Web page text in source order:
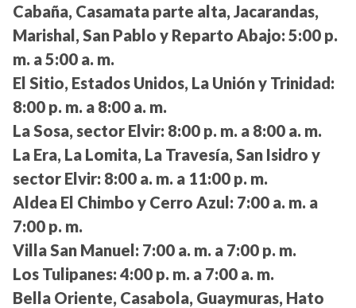
Cabaña, Casamata parte alta, Jacarandas,
Marishal, San Pablo y Reparto Abajo: 5:00 p.
m. a 5:00 a. m.
El Sitio, Estados Unidos, La Unión y Trinidad:
8:00 p. m. a 8:00 a. m.
La Sosa, sector Elvir: 8:00 p. m. a 8:00 a. m.
La Era, La Lomita, La Travesía, San Isidro y
sector Elvir: 8:00 a. m. a 11:00 p. m.
Aldea El Chimbo y Cerro Azul: 7:00 a. m. a
7:00 p. m.
Villa San Manuel: 7:00 a. m. a 7:00 p. m.
Los Tulipanes: 4:00 p. m. a 7:00 a. m.
Bella Oriente, Casabola, Guaymuras, Hato